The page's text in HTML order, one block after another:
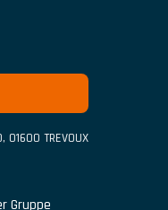
, 01600 TREVOUX
Gruppe